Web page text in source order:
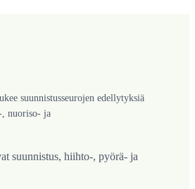
suunnistusseurojen edellytyksiä
, nuoriso- ja
suunnistus, hiihto-, pyörä- ja